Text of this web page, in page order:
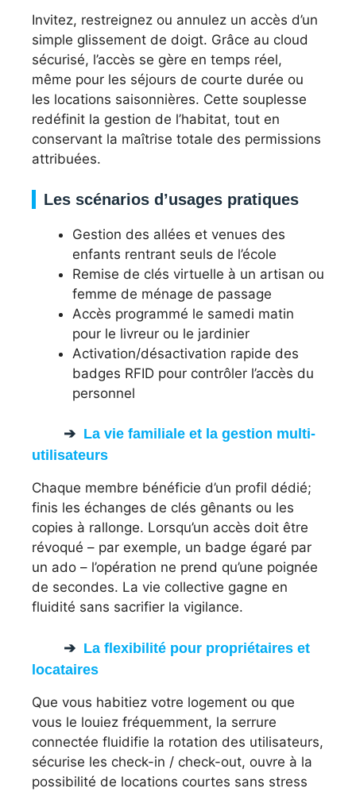
Invitez, restreignez ou annulez un accès d’un
simple glissement de doigt. Grâce au cloud
sécurisé, l’accès se gère en temps réel,
même pour les séjours de courte durée ou
les locations saisonnières. Cette souplesse
redéfinit la gestion de l’habitat, tout en
conservant la maîtrise totale des permissions
attribuées.
Les scénarios d’usages pratiques
Gestion des allées et venues des
enfants rentrant seuls de l’école
Remise de clés virtuelle à un artisan ou
femme de ménage de passage
Accès programmé le samedi matin
pour le livreur ou le jardinier
Activation/désactivation rapide des
badges RFID pour contrôler l’accès du
personnel
La vie familiale et la gestion multi-
utilisateurs
Chaque membre bénéficie d’un profil dédié;
finis les échanges de clés gênants ou les
copies à rallonge. Lorsqu’un accès doit être
révoqué – par exemple, un badge égaré par
un ado – l’opération ne prend qu’une poignée
de secondes. La vie collective gagne en
fluidité sans sacrifier la vigilance.
La flexibilité pour propriétaires et
locataires
Que vous habitiez votre logement ou que
vous le louiez fréquemment, la serrure
connectée fluidifie la rotation des utilisateurs,
sécurise les check-in / check-out, ouvre à la
possibilité de locations courtes sans stress